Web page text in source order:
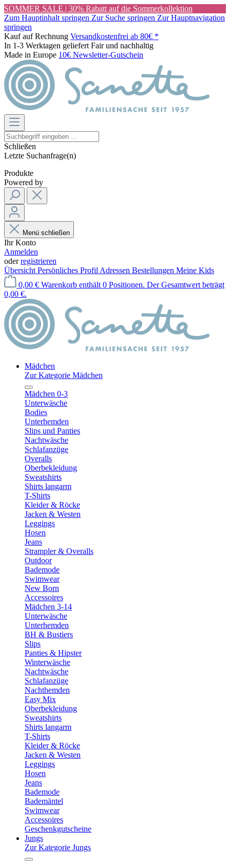
SOMMER SALE | 30% Rabatt auf die Sommerkollektion
Zum Hauptinhalt springen Zur Suche springen Zur Hauptnavigation
springen
Kauf auf Rechnung Versandkostenfrei ab 80€ *
In 1-3 Werktagen geliefert Fair und nachhaltig
Made in Europe 10€ Newsletter-Gutschein
Schließen
Letzte Suchanfrage(n)
Produkte
Powered by
Menü schließen
Ihr Konto
Anmelden
oderregistrieren
Übersicht Persönliches Profil Adressen Bestellungen Meine Kids
0,00 € Warenkorb enthält 0 Positionen. Der Gesamtwert beträgt
0,00 €.
Mädchen
Zur Kategorie Mädchen
Mädchen 0-3
Unterwäsche
Bodies
Unterhemden
Slips und Panties
Nachtwäsche
Schlafanzüge
Overalls
Oberbekleidung
Sweatshirts
Shirts langarm
T-Shirts
Kleider & Röcke
Jacken & Westen
Leggings
Hosen
Jeans
Strampler & Overalls
Outdoor
Bademode
Swimwear
New Born
Accessoires
Mädchen 3-14
Unterwäsche
Unterhemden
BH & Bustiers
Slips
Panties & Hipster
Winterwäsche
Nachtwäsche
Schlafanzüge
Nachthemden
Easy Mix
Oberbekleidung
Sweatshirts
Shirts langarm
T-Shirts
Kleider & Röcke
Jacken & Westen
Leggings
Hosen
Jeans
Bademode
Bademäntel
Swimwear
Accessoires
Geschenkgutscheine
Jungs
Zur Kategorie Jungs